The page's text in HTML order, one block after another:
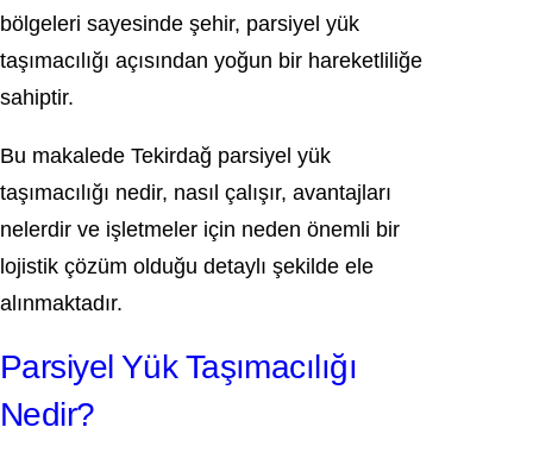
bölgeleri sayesinde şehir, parsiyel yük
taşımacılığı açısından yoğun bir hareketliliğe
sahiptir.
Bu makalede Tekirdağ parsiyel yük
taşımacılığı nedir, nasıl çalışır, avantajları
nelerdir ve işletmeler için neden önemli bir
lojistik çözüm olduğu detaylı şekilde ele
alınmaktadır.
Parsiyel Yük Taşımacılığı
Nedir?